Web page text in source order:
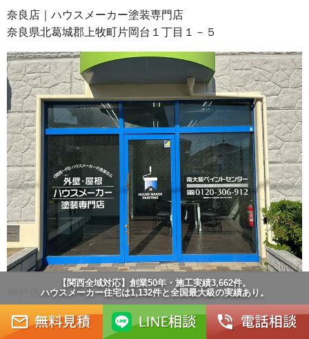
奈良店｜ハウスメーカー塗装専門店
奈良県北葛城郡上牧町片岡台１丁目１－５
神戸店｜ハウスメーカー塗装専門店
兵庫県神戸市灘区灘北通２丁目１－６
【関西全域対応】創業50年・施工実績3,662件。
ハウスメーカー住宅は1,132件と全国最大級の実績あり。